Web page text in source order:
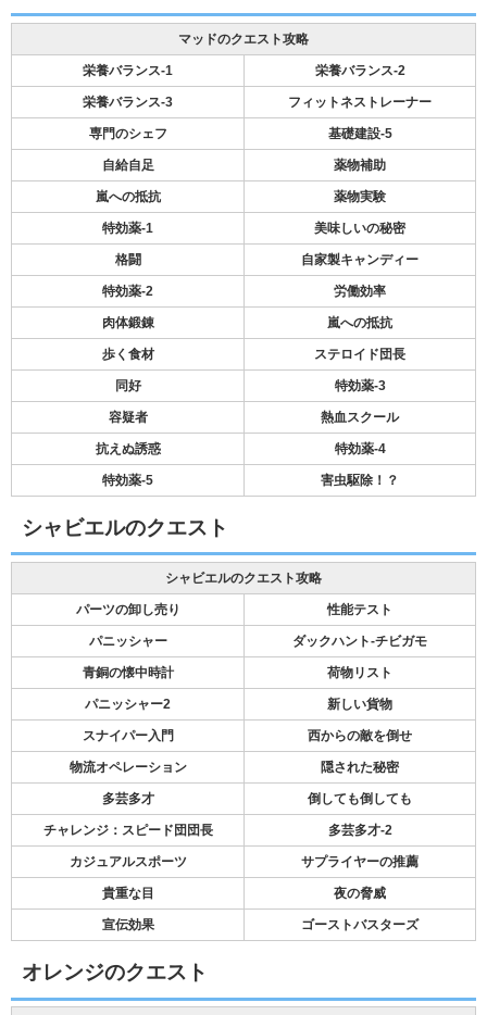
マッドのクエスト攻略
栄養バランス-1 栄養バランス-2
栄養バランス-3 フィットネストレーナー
専門のシェフ 基礎建設-5
自給自足 薬物補助
嵐への抵抗 薬物実験
特効薬-1 美味しいの秘密
格闘 自家製キャンディー
特効薬-2 労働効率
肉体鍛錬 嵐への抵抗
歩く食材 ステロイド団長
同好 特効薬-3
容疑者 熱血スクール
抗えぬ誘惑 特効薬-4
特効薬-5 害虫駆除！？
シャビエルのクエスト
シャビエルのクエスト攻略
パーツの卸し売り 性能テスト
パニッシャー ダックハント-チビガモ
青銅の懐中時計 荷物リスト
パニッシャー2 新しい貨物
スナイパー入門 西からの敵を倒せ
物流オペレーション 隠された秘密
多芸多才 倒しても倒しても
チャレンジ：スピード団団長 多芸多才-2
カジュアルスポーツ サプライヤーの推薦
貴重な目 夜の脅威
宣伝効果 ゴーストバスターズ
オレンジのクエスト